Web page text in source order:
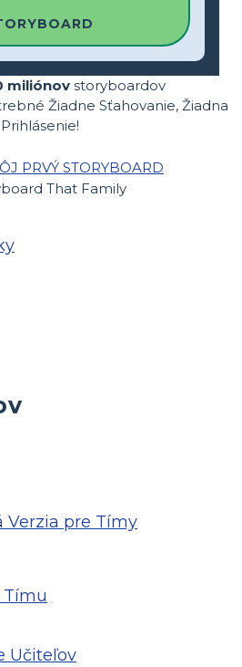
miliónov storyboardov
Žiadne Sťahovanie, Žiadna
PRVÝ STORYBOARD
Verzia pre Tímy
Učiteľov